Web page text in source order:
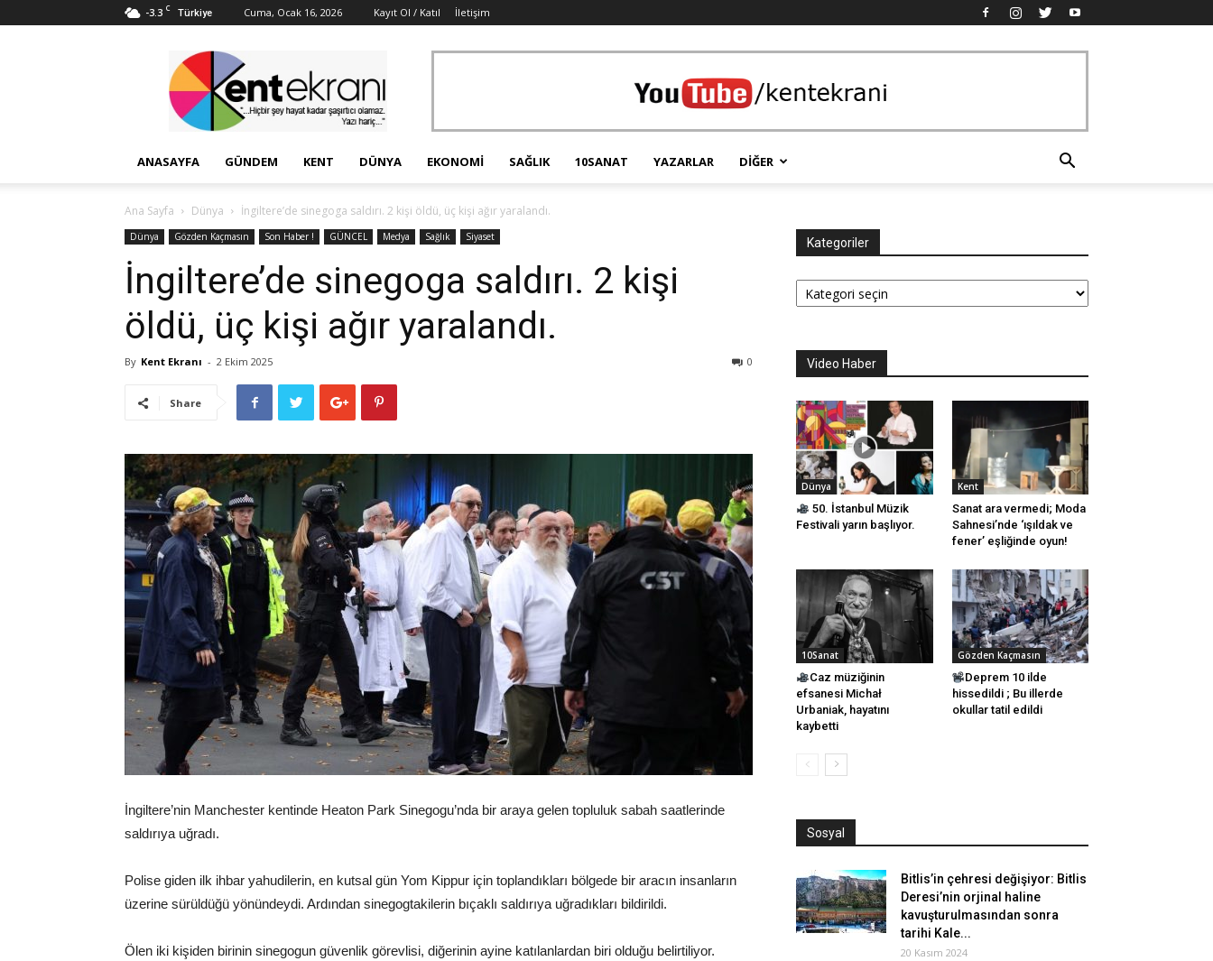
-3.3 C Türkiye Cuma, Ocak 16, 2026 Kayıt Ol / Katıl İletişim
Ekranı
ANASAYFA GÜNDEM KENT DÜNYA EKONOMI SAĞLIK 10SANAT YAZARLAR DIĞER
Ana Sayfa Dünya İngiltere’de sinegoga saldırı. 2 kişi öldü, üç kişi ağır yaralandı.
Dünya Gözden Kaçmasın Son Haber ! GÜNCEL Medya Sağlık Siyaset
İngiltere’de sinegoga saldırı. 2 kişi
öldü, üç kişi ağır yaralandı.
By Kent Ekranı - 2 Ekim 2025 0
Share
İngiltere’nin Manchester kentinde Heaton Park Sinegogu’nda bir araya gelen topluluk sabah saatlerinde
saldırıya uğradı.
Polise giden ilk ihbar yahudilerin, en kutsal gün Yom Kippur için toplandıkları bölgede bir aracın insanların
üzerine sürüldüğü yönündeydi. Ardından sinegogtakilerin bıçaklı saldırıya uğradıkları bildirildi.
Ölen iki kişiden birinin sinegogun güvenlik görevlisi, diğerinin ayine katılanlardan biri olduğu belirtiliyor.
Kategoriler
Kategoriler
Video Haber
Dünya
50. İstanbul Müzik
Festivali yarın başlıyor.
Kent
Sanat ara vermedi; Moda
Sahnesi’nde ‘ışıldak ve
fener’ eşliğinde oyun!
10Sanat
Caz müziğinin
efsanesi Michał
Urbaniak, hayatını
kaybetti
Gözden Kaçmasın
Deprem 10 ilde
hissedildi ; Bu illerde
okullar tatil edildi
Sosyal
Bitlis’in çehresi değişiyor: Bitlis
Deresi’nin orjinal haline
kavuşturulmasından sonra
tarihi Kale...
20 Kasım 2024